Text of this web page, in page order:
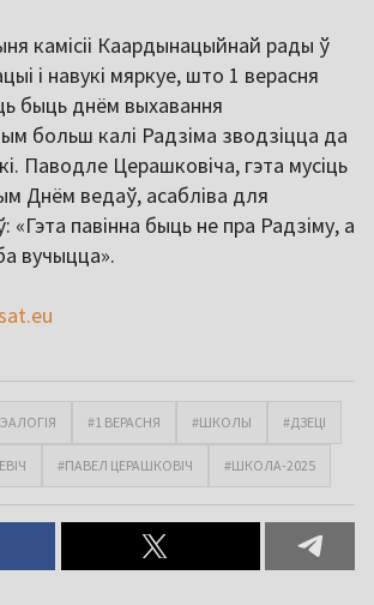
камісіі Каардынацыйнай рады ў
і навукі мяркуе, што 1 верасня
быць днём выхавання
больш калі Радзіма зводзіцца да
Паводле Церашковіча, гэта мусіць
Днём ведаў, асабліва для
«Гэта павінна быць не пра Радзіму, а
вучыцца».
#1 ВЕРАСНЯ #ШКОЛЫ #ДЗЕЦІ
#ПАВЕЛ ЦЕРАШКОВІЧ #ШКОЛА-2025